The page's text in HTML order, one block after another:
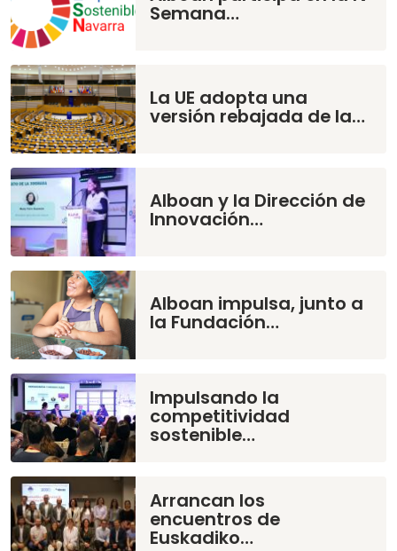
Semana…
La UE adopta una
versión rebajada de la…
Alboan y la Dirección de
Innovación…
Alboan impulsa, junto a
la Fundación…
Impulsando la
competitividad
sostenible…
Arrancan los
encuentros de
Euskadiko…